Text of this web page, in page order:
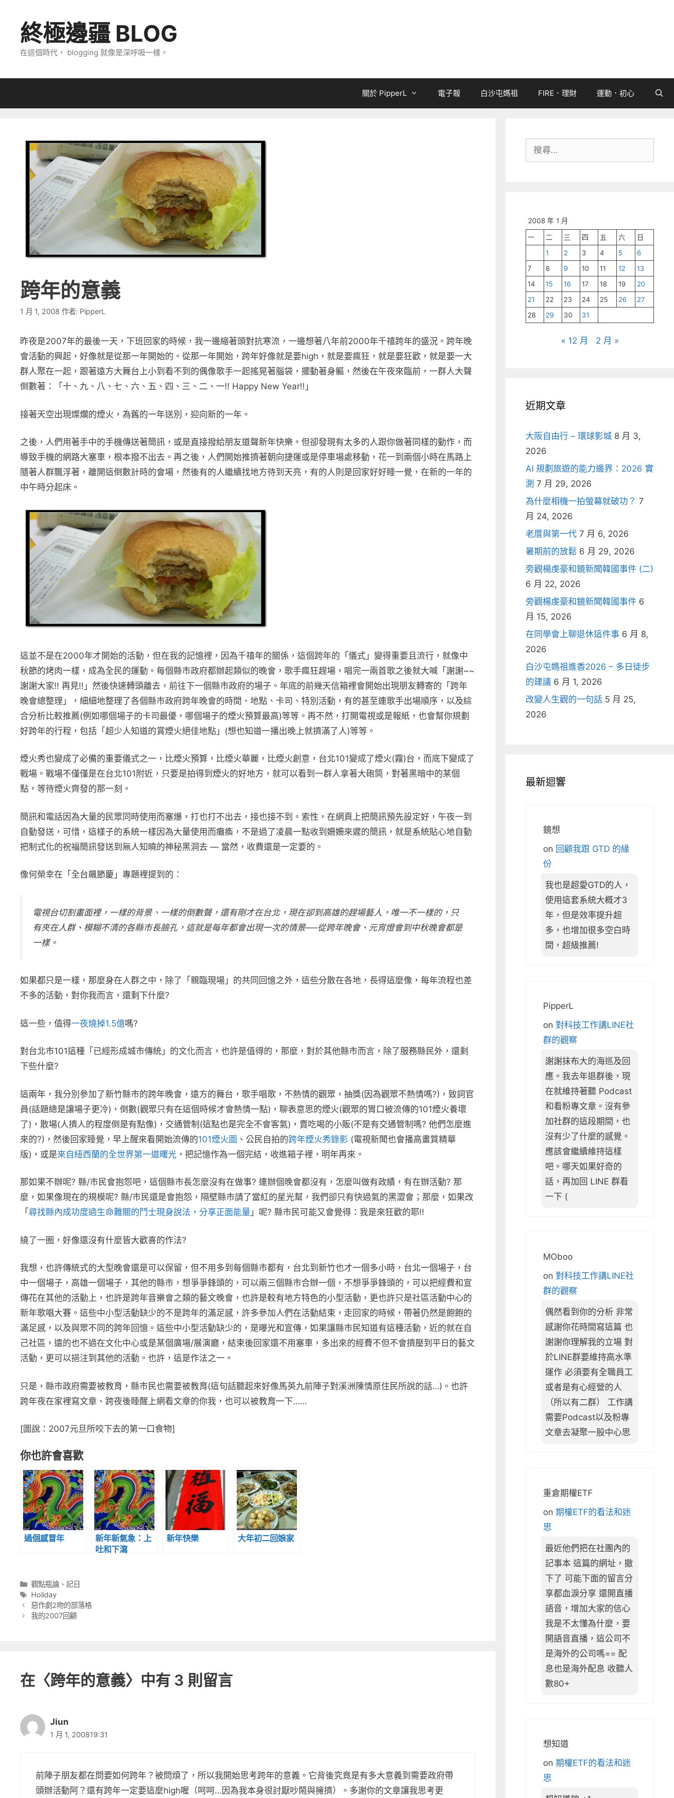
終極邊疆 BLOG
在這個時代， blogging 就像是深呼吸一樣。
關於 PipperL 電子報 白沙屯媽祖 FIRE．理財 運動．初心
跨年的意義
1 月 1, 2008 作者: PipperL
昨夜是2007年的最後一天，下班回家的時候，我一邊縮著頭對抗寒流，一邊想著八年前2000年千禧跨年的盛況。跨年晚
會活動的興起，好像就是從那一年開始的。從那一年開始，跨年好像就是要high，就是要瘋狂，就是要狂歡，就是要一大
群人聚在一起，跟著遠方大舞台上小到看不到的偶像歌手一起搖晃著腦袋，擺動著身軀，然後在午夜來臨前，一群人大聲
倒數著：「十、九、八、七、六、五、四、三、二、一!! Happy New Year!!」
接著天空出現燦爛的煙火，為舊的一年送別，迎向新的一年。
之後，人們用著手中的手機傳送著簡訊，或是直接撥給朋友道聲新年快樂。但卻發現有太多的人跟你做著同樣的動作，而
導致手機的網路大塞車，根本撥不出去。再之後，人們開始推擠著朝向捷運或是停車場處移動，花一到兩個小時在馬路上
隨著人群飄浮著，離開這倒數計時的會場，然後有的人繼續找地方待到天亮，有的人則是回家好好睡一覺，在新的一年的
中午時分起床。
這並不是在2000年才開始的活動，但在我的記憶裡，因為千禧年的關係，這個跨年的「儀式」變得重要且流行，就像中
秋節的烤肉一樣，成為全民的運動。每個縣市政府都辦起類似的晚會，歌手瘋狂趕場，唱完一兩首歌之後就大喊「謝謝~~
謝謝大家!! 再見!!」然後快速轉頭離去，前往下一個縣市政府的場子。年底的前幾天信箱裡會開始出現朋友轉寄的「跨年
晚會總整理」，細細地整理了各個縣市政府跨年晚會的時間、地點、卡司、特別活動，有的甚至連歌手出場順序，以及綜
合分析比較推薦(例如哪個場子的卡司最優，哪個場子的煙火預算最高)等等。再不然，打開電視或是報紙，也會幫你規劃
好跨年的行程，包括「超少人知道的賞煙火絕佳地點」(想也知道一播出晚上就擠滿了人)等等。
煙火秀也變成了必備的重要儀式之一，比煙火預算，比煙火華麗，比煙火創意，台北101變成了煙火(霧)台，而底下變成了
戰場。戰場不僅僅是在台北101附近，只要是拍得到煙火的好地方，就可以看到一群人拿著大砲筒，對著黑暗中的某個
點，等待煙火齊發的那一刻。
簡訊和電話因為大量的民眾同時使用而塞爆，打也打不出去，接也接不到。索性，在網頁上把簡訊預先設定好，午夜一到
自動發送，可惜，這樣子的系統一樣因為大量使用而癱瘓，不是過了凌晨一點收到姍姍來遲的簡訊，就是系統貼心地自動
把制式化的祝福簡訊發送到無人知曉的神秘黑洞去 — 當然，收費還是一定要的。
像何榮幸在「全台飆節慶」專題裡提到的：
電視台切割畫面裡，一樣的背景、一樣的倒數聲，還有剛才在台北，現在卻到高雄的趕場藝人，唯一不一樣的，只
有夾在人群、模糊不清的各縣市長臉孔，這就是每年都會出現一次的情景──從跨年晚會、元宵燈會到中秋晚會都是
一樣。
如果都只是一樣，那麼身在人群之中，除了「親臨現場」的共同回憶之外，這些分散在各地，長得這麼像，每年流程也差
不多的活動，對你我而言，還剩下什麼?
這一些，值得一夜燒掉1.5億嗎?
對台北市101這種「已經形成城市傳統」的文化而言，也許是值得的，那麼，對於其他縣市而言，除了服務縣民外，還剩
下些什麼?
這兩年，我分別參加了新竹縣市的跨年晚會，遠方的舞台，歌手唱歌，不熱情的觀眾，抽獎(因為觀眾不熱情嗎?)，致詞官
員(話題總是讓場子更冷)，倒數(觀眾只有在這個時候才會熱情一點)，聊表意思的煙火(觀眾的胃口被流傳的101煙火養壞
了)，散場(人擠人的程度倒是有點像)，交通管制(這點也是完全不會客氣)，賣吃喝的小販(不是有交通管制嗎? 他們怎麼進
來的?)，然後回家睡覺，早上醒來看開始流傳的101煙火圖 、公民自拍的跨年煙火秀錄影 (電視新聞也會播高畫質精華
版)，或是來自紐西蘭的全世界第一道曙光 ，把記憶作為一個完結，收進箱子裡，明年再來。
那如果不辦呢? 縣/市民會抱怨吧，這個縣市長怎麼沒有在做事? 連辦個晚會都沒有，怎麼叫做有政績，有在辦活動? 那
麼，如果像現在的規模呢? 縣/市民還是會抱怨，隔壁縣市請了當紅的星光幫，我們卻只有快過氣的黑澀會；那麼，如果改
「 尋找縣內成功度過生命難關的鬥士現身說法，分享正面能量 」呢? 縣市民可能又會覺得：我是來狂歡的耶!!
繞了一圈，好像還沒有什麼皆大歡喜的作法?
我想，也許傳統式的大型晚會還是可以保留，但不用多到每個縣市都有，台北到新竹也才一個多小時，台北一個場子，台
中一個場子，高雄一個場子，其他的縣市，想爭爭鋒頭的，可以兩三個縣市合辦一個，不想爭爭鋒頭的，可以把經費和宣
傳花在其他的活動上，也許是跨年音樂會之類的藝文晚會，也許是較有地方特色的小型活動，更也許只是社區活動中心的
新年歌唱大賽。這些中小型活動缺少的不是跨年的滿足感，許多參加人們在活動結束，走回家的時候，帶著仍然是飽飽的
滿足感，以及與眾不同的跨年回憶。這些中小型活動缺少的，是曝光和宣傳，如果讓縣市民知道有這種活動，近的就在自
己社區，遠的也不過在文化中心或是某個廣場/展演廳，結束後回家還不用塞車，多出來的經費不但不會擠壓到平日的藝文
活動，更可以挹注到其他的活動。也許，這是作法之一。
只是，縣市政府需要被教育，縣市民也需要被教育(這句話聽起來好像馬英九前陣子對溪洲陳情原住民所說的話…)。也許
跨年夜在家裡寫文章、跨夜後睡醒上網看文章的你我，也可以被教育一下……
[圖說：2007元旦所咬下去的第一口食物]
你也許會喜歡
過個感冒年
新年新氣象：上
吐和下瀉
新年快樂 大年初二回娘家
分
類
觀點瓶論、 記日
標
籤
Holiday
惡作劇2吻的部落格
我的2007回顧
在〈跨年的意義〉中有 3 則留言
Jiun
1 月 1, 200819:31
前陣子朋友都在問要如何跨年？被問煩了，所以我開始思考跨年的意義。它背後究竟是有多大意義到需要政府帶
頭辦活動阿？還有跨年一定要這麼high喔（呵呵…因為我本身很討厭吵鬧與擁擠）。多謝你的文章讓我思考更
尋:
2008 年 1 月
一 二 三 四 五 六
日
1
2 3 4 5
6
7
8 9 10 11 12
13
14
15 16 17 18 19
20
21
22 23 24 25 26
27
28
29 30 31
« 12 月 2 月 »
近期文章
大阪自由行 – 環球影城 8 月 3,
2026
AI 規劃旅遊的能力邊界：2026 實
測 7 月 29, 2026
為什麼相機一拍螢幕就破功？ 7
月 24, 2026
老厝與第一代 7 月 6, 2026
暑期前的放鬆 6 月 29, 2026
旁觀楊虔豪和鏡新聞韓國事件 (二)
6 月 22, 2026
旁觀楊虔豪和鏡新聞韓國事件 6
月 15, 2026
在同學會上聊退休這件事 6 月 8,
2026
白沙屯媽祖進香2026 – 多日徒步
的建議 6 月 1, 2026
改變人生觀的一句話 5 月 25,
2026
最新迴響
鏡想
on 回顧我跟 GTD 的緣
份
我也是超愛GTD的人，
使用這套系統大概才3
年，但是效率提升超
多，也增加很多空白時
間，超級推薦!
PipperL
on 對科技工作講LINE社
群的觀察
謝謝抹布大的海巡及回
應。我去年退群後，現
在就維持著聽 Podcast
和看粉專文章。沒有參
加社群的這段期間，也
沒有少了什麼的感覺。
應該會繼續維持這樣
吧。哪天如果好奇的
話，再加回 LINE 群看
一下 (
MOboo
on 對科技工作講LINE社
群的觀察
偶然看到你的分析 非常
感謝你花時間寫這篇 也
謝謝你理解我的立場 對
於LINE群要維持高水準
運作 必須要有全職員工
或者是有心經營的人
（所以有二群） 工作講
需要Podcast以及粉專
文章去凝聚一股中心思
重倉期權ETF
on 期權ETF的看法和迷
思
最近他們把在社團內的
記事本 這篇的網址，撤
下了 可能下面的留言分
享都血淚分享 還開直播
語音，增加大家的信心
我是不太懂為什麼，要
開語音直播，這公司不
是海外的公司嗎== 配
息也是海外配息 收聽人
數80+
想知道
on 期權ETF的看法和迷
思